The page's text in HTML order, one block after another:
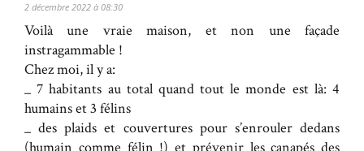
2 décembre 2022 à 08:30
Voilà une vraie maison, et non une façade
instragammable !
Chez moi, il y a:
_ 7 habitants au total quand tout le monde est là: 4
humains et 3 félins
_ des plaids et couvertures pour s’enrouler dedans